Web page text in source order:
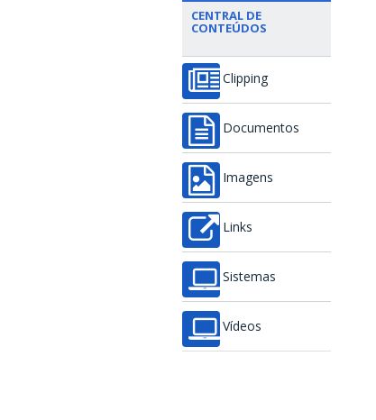
CENTRAL DE
CONTEÚDOS
Clipping
Documentos
Imagens
Links
Sistemas
Vídeos